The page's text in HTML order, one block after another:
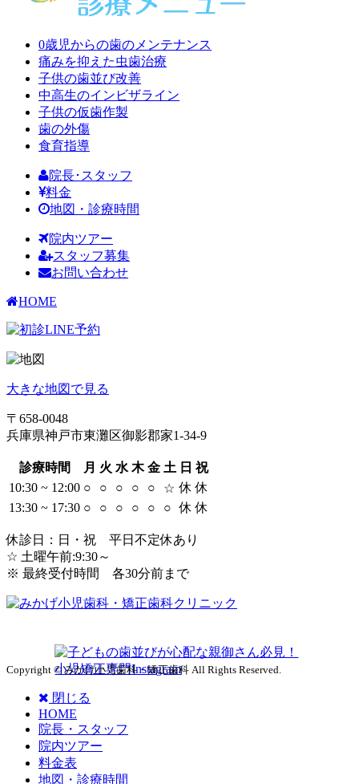
0歳児からの歯のメンテナンス
痛みを抑えた虫歯治療
子供の歯並び改善
中高生のインビザライン
子供の仮歯作製
歯の外傷
食育指導
院長･スタッフ
料金
地図・診療時間
院内ツアー
スタッフ募集
お問い合わせ
HOME
大きな地図で見る
〒658-0048
兵庫県神戸市東灘区御影郡家1-34-9
診療時間 月 火 水 木 金 土 日 祝
10:30 ~ 12:00 ○ ○ ○ ○ ○ ☆ 休 休
13:30 ~ 17:30 ○ ○ ○ ○ ○ ○ 休 休
休診日：日・祝 平日不定休あり
☆ 土曜午前:9:30～
※ 最終受付時間 各30分前まで
Copyright © みかげ小児歯科・矯正歯科 All Rights Reserved.
閉じる
HOME
院長・スタッフ
院内ツアー
料金表
地図・診療時間